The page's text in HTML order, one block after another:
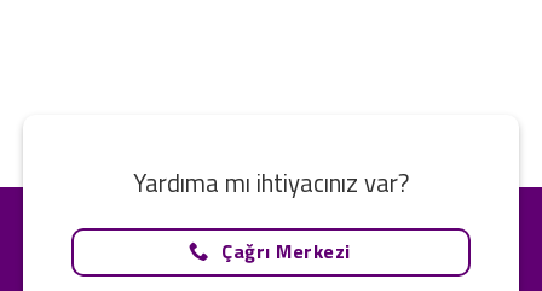
Yardıma mı ihtiyacınız var?
Çağrı Merkezi